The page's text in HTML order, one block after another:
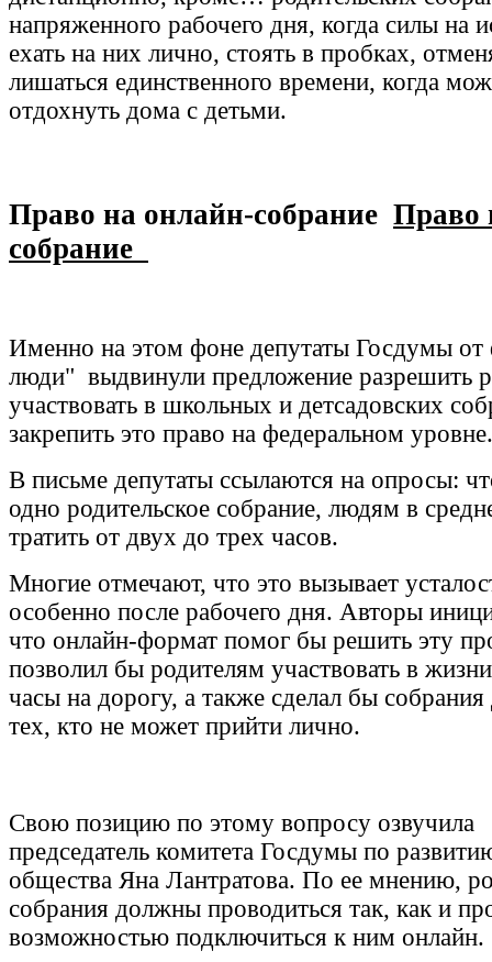
напряженного рабочего дня, когда силы на
ехать на них лично, стоять в пробках,
лишаться единственного времени, когда
отдохнуть дома с детьми.
Право на онлайн-собрание Право
собрание
Именно на этом фоне депутаты Госдумы
люди" выдвинули предложение разрешить
участвовать в школьных и детсадовских
закрепить это право на федеральном
В письме депутаты ссылаются на опросы:
одно родительское собрание, людям в
тратить от двух до трех часов.
Многие отмечают, что это вызывает
особенно после рабочего дня. Авторы
что онлайн-формат помог бы решить эту
позволил бы родителям участвовать в
часы на дорогу, а также сделал бы
тех, кто не может прийти лично.
Свою позицию по этому вопросу озвучила
председатель комитета Госдумы по
общества Яна Лантратова. По ее мнению,
собрания должны проводиться так, как и
возможностью подключиться к ним онлайн.